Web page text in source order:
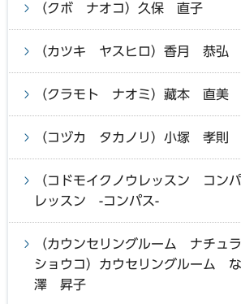
（クボ ナオコ）久保 直子
（カツキ ヤスヒロ）香月 恭弘
（クラモト ナオミ）藏本 直美
（コヅカ タカノリ）小塚 孝則
（コドモイクノウレッスン コン
レッスン -コンパス-
（カウンセリングルーム ナチ
ショウコ）カウセリングルーム
澤 昇子